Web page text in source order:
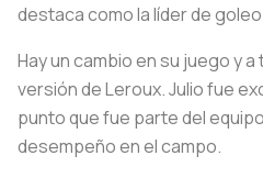
destaca como la líder de
Hay un cambio en su juego y
versión de Leroux. Julio fue
punto que fue parte del
desempeño en el campo.